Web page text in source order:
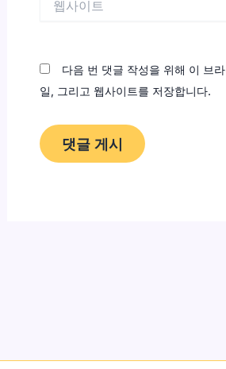
다음 번 댓글 작성을 위해 이 브
일, 그리고 웹사이트를 저장합니다.